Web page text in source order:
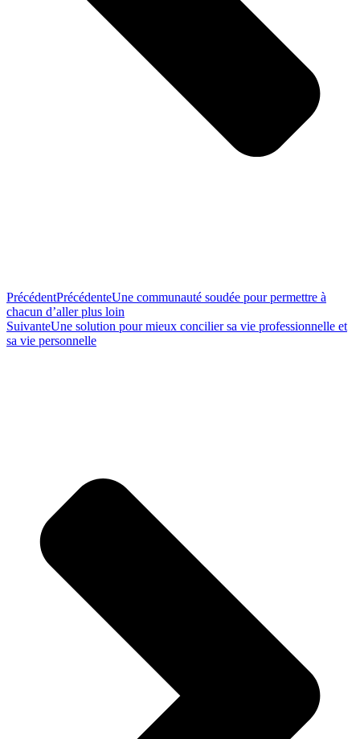
PrécédentPrécédenteUne communauté soudée pour permettre à
chacun d’aller plus loin
SuivanteUne solution pour mieux concilier sa vie professionnelle et
sa vie personnelle